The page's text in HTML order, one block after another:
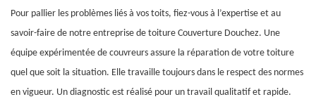
Pour pallier les problèmes liés à vos toits, fiez-vous à l’expertise et au
savoir-faire de notre entreprise de toiture Couverture Douchez. Une
équipe expérimentée de couvreurs assure la réparation de votre toiture
quel que soit la situation. Elle travaille toujours dans le respect des normes
en vigueur. Un diagnostic est réalisé pour un travail qualitatif et rapide.